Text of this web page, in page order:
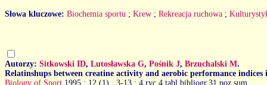
Słowa kluczowe: Biochemia sportu ; Krew ; Rekreacja ruchowa ;
Autorzy: Sitkowski ID, Lutosławska G, Pośnik J, Brzuchalski M.
Relatinshups between creatine activity and aerobic performance
Biology of Sport 1995 : 12 (1)
, 3-13 ; 4 ryc.4 tabl.bibliogr.31 poz.sum